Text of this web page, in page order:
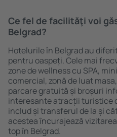
Ce fel de facilităţi voi
Belgrad?
Hotelurile în Belgrad au
pentru oaspeți. Cele mai
zone de wellness cu SPA,
comercial, zonă de luat
parcare gratuită și broșuri
interesante atracții turistice
includ și transferul de la și
acestea încurajează
top în Belgrad.